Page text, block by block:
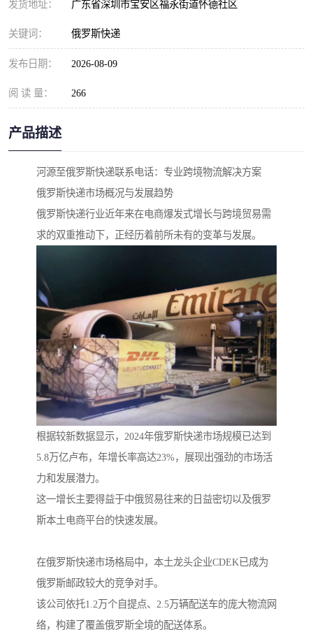
发货地址： 广东省深圳市宝安区福永街道怀德社区
关键词： 俄罗斯快递
发布日期： 2026-08-09
阅 读 量： 266
产品描述
河源至俄罗斯快递联系电话：专业跨境物流解决方案
俄罗斯快递市场概况与发展趋势
俄罗斯快递行业近年来在电商爆发式增长与跨境贸易需
求的双重推动下，正经历着前所未有的变革与发展。
根据较新数据显示，2024年俄罗斯快递市场规模已达到
5.8万亿卢布，年增长率高达23%，展现出强劲的市场活
力和发展潜力。
这一增长主要得益于中俄贸易往来的日益密切以及俄罗
斯本土电商平台的快速发展。
在俄罗斯快递市场格局中，本土龙头企业CDEK已成为
俄罗斯邮政较大的竞争对手。
该公司依托1.2万个自提点、2.5万辆配送车的庞大物流网
络，构建了覆盖俄罗斯全境的配送体系。